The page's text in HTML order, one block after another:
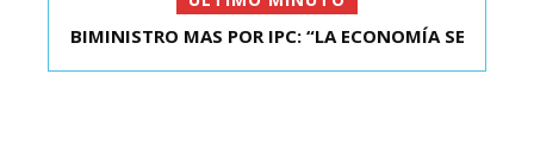
KAST SE REUNIÓ CON EL PRESIDENTE ELECTO DE
BIMINISTRO MAS POR IPC: “LA ECONOMÍA SE